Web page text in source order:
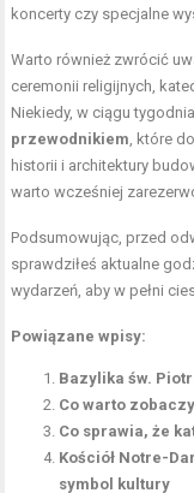
koncerty czy specjalne
Warto również zwrócić
ceremonii religijnych,
Niekiedy, w ciągu
przewodnikiem , które
historii i architektury
warto wcześniej
Podsumowując, przed
sprawdziłeś aktualne
wydarzeń, aby w pełni
Powiązane wpisy:
Bazylika św.
Co warto
Co sprawia, że
Kościół Notre-
symbol kultury